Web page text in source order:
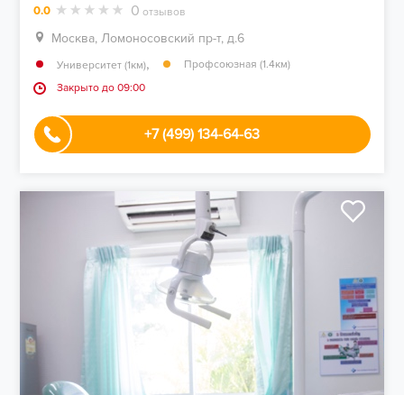
0.0 0 отзывов
Москва, Ломоносовский пр-т, д.6
Университет (1км),
Профсоюзная (1.4км)
Закрыто до 09:00
+7 (499) 134-64-63